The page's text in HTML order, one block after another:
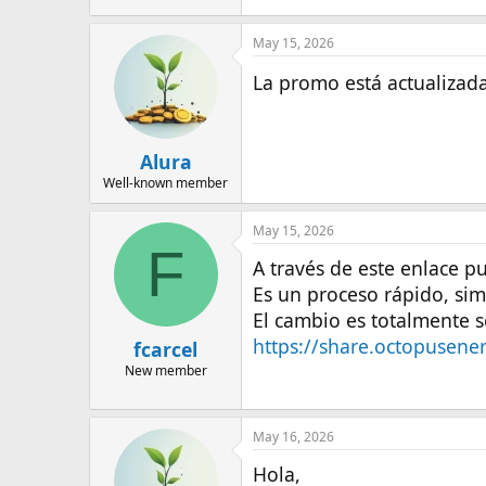
Alura
Well-known member
May 15, 2026
La promo está
F
fcarcel
New member
May 15, 2026
A través de este enlace
Es un proceso rápido,
El cambio es totalmente
https://
May 16, 2026
Hola,